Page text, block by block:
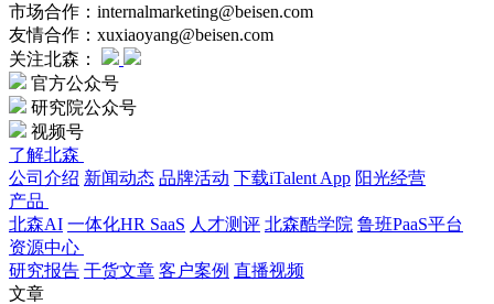
市场合作：internalmarketing@beisen.com
友情合作：xuxiaoyang@beisen.com
关注北森：
官方公众号
研究院公众号
视频号
了解北森
公司介绍 新闻动态 品牌活动 下载iTalent App 阳光经营
产品
北森AI 一体化HR SaaS 人才测评 北森酷学院 鲁班PaaS平台
资源中心
研究报告 干货文章 客户案例 直播视频
文章